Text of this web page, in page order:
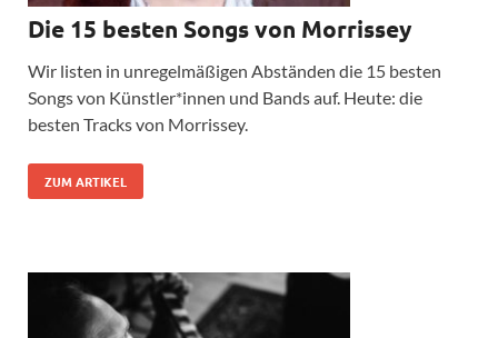
Die 15 besten Songs von Morrissey
Wir listen in unregelmäßigen Abständen die 15 besten
Songs von Künstler*innen und Bands auf. Heute: die
besten Tracks von Morrissey.
ZUM ARTIKEL